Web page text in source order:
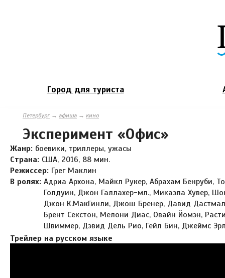
Город для туриста
Петербург→ афиша → кино
Эксперимент «Офис»
Жанр: боевики, триллеры, ужасы
Страна: США, 2016, 88 мин.
Режиссер: Грег Маклин
В ролях: Адриа Архона, Майкл Рукер, Абрахам Бенруби,
Голдуин, Джон Галлахер-мл., Микаэла Хувер,
Джон К.МакГинли, Джош Бренер, Давид
Брент Секстон, Мелони Диас, Овайн Йомэн,
Швиммер, Дэвид Дель Рио, Гейл Бин, Джеймс
Трейлер на русском языке